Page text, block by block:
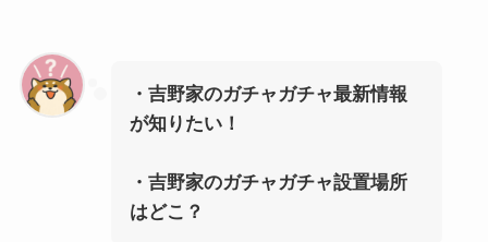
・吉野家のガチャガチャ最新情報
が知りたい！
・ 吉野家のガチャガチャ設置場所
はどこ？